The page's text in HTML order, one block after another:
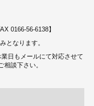
0166-56-6138】
となります。
日もメールにて対応させて
相談下さい。